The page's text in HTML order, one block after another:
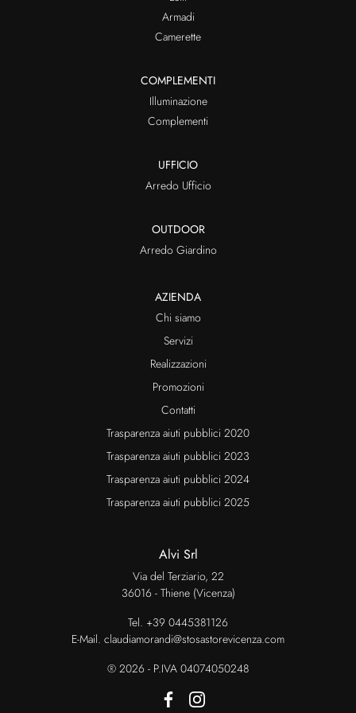
Armadi
Camerette
COMPLEMENTI
Illuminazione
Complementi
UFFICIO
Arredo Ufficio
OUTDOOR
Arredo Giardino
AZIENDA
Chi siamo
Servizi
Realizzazioni
Promozioni
Contatti
Trasparenza aiuti pubblici 2020
Trasparenza aiuti pubblici 2023
Trasparenza aiuti pubblici 2024
Trasparenza aiuti pubblici 2025
Alvi Srl
Via del Terziario, 22
36016 - Thiene (Vicenza)
Tel. +39 0445381126
E-Mail. claudiamorandi@stosastorevicenza.com
® 2026 - P.IVA 04074050248